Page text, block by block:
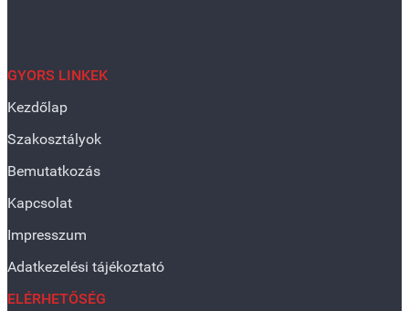
GYORS LINKEK
Kezdőlap
Szakosztályok
Bemutatkozás
Kapcsolat
Impresszum
Adatkezelési tájékoztató
ELÉRHETŐSÉG